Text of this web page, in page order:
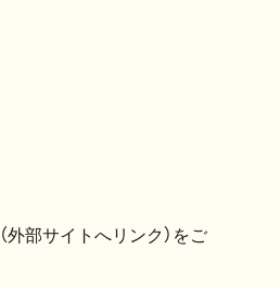
（外部サイトへリンク）をご